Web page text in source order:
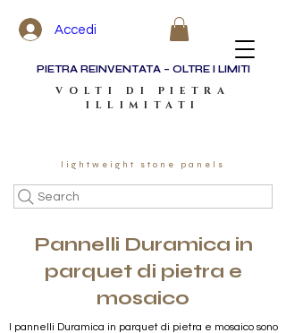
Accedi
Search
PIETRA REINVENTATA – OLTRE I LIMITI
VOLTI DI PIETRA
ILLIMITATI
lightweight stone panels
Pannelli Duramica in
parquet di pietra e
mosaico
I pannelli Duramica in parquet di pietra e mosaico sono